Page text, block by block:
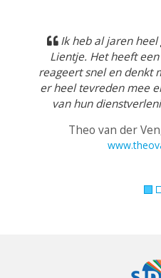
Ik heb al jaren
Lientje. Het heeft
reageert snel en denkt
er heel tevreden mee
van hun
Theo van der
Previous